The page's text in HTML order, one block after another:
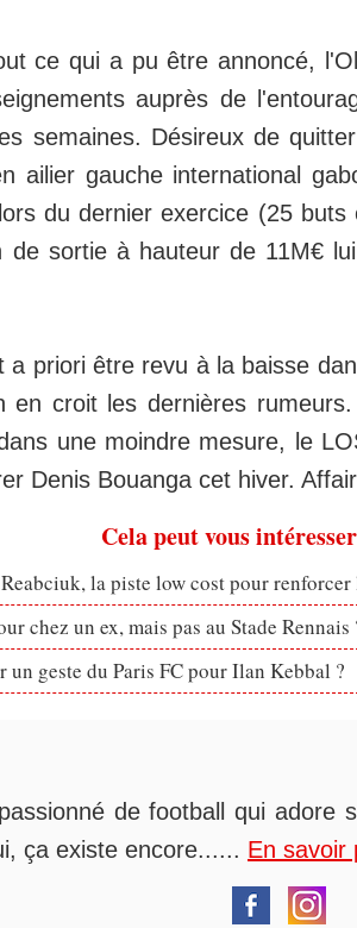
ce qui a pu être annoncé,
auprès de
semaines. Désireux de
ailier gauche international
du dernier exercice (25
de sortie à hauteur de 11M€
a priori être revu à la baisse
en croit les dernières
une moindre mesure, le
Denis Bouanga cet hiver.
Cela peut vous intéresser
la piste low cost pour renforcer
chez un ex, mais pas au Stade Rennais
un geste du Paris FC pour Ilan Kebbal ?
de football qui adore
ça existe encore...... En savoir